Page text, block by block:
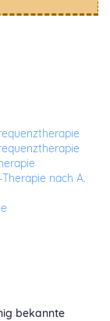
nach A.
bekannte